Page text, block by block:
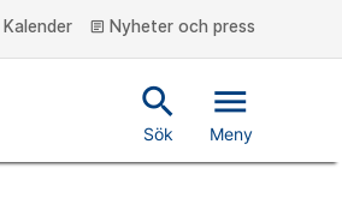
Kalender article Nyheter och press
search
Sök
menu
Meny